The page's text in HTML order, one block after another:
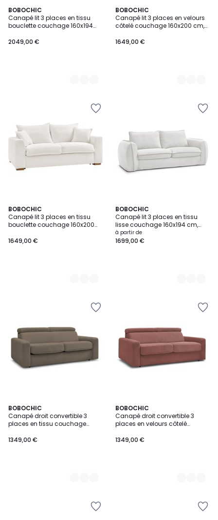
BOBOCHIC
Canapé lit 3 places en tissu
bouclette couchage 160x194
2049,00 €
9
Couleurs
BOBOCHIC
Canapé lit 3 places en velours
côtelé couchage 160x200 cm,
1649,00 €
8
Couleurs
BOBOCHIC
Canapé lit 3 places en tissu
bouclette couchage 160x200
1649,00 €
10
Couleurs
BOBOCHIC
Canapé lit 3 places en tissu
lisse couchage 160x194 cm,
ARCHIMEDE
à partir de
1699,00 €
11
Couleurs
BOBOCHIC
Canapé droit convertible 3
places en tissu couchage
1349,00 €
10
Couleurs
BOBOCHIC
Canapé droit convertible 3
places en velours côtelé
MONACO
1349,00 €
7
Couleurs